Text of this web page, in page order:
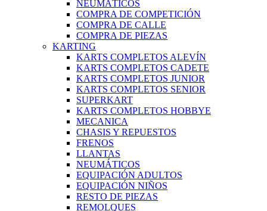
NEUMÁTICOS
COMPRA DE COMPETICIÓN
COMPRA DE CALLE
COMPRA DE PIEZAS
KARTING
KARTS COMPLETOS ALEVÍN
KARTS COMPLETOS CADETE
KARTS COMPLETOS JUNIOR
KARTS COMPLETOS SENIOR
SUPERKART
KARTS COMPLETOS HOBBYE
MECANICA
CHASIS Y REPUESTOS
FRENOS
LLANTAS
NEUMÁTICOS
EQUIPACIÓN ADULTOS
EQUIPACIÓN NIÑOS
RESTO DE PIEZAS
REMOLQUES